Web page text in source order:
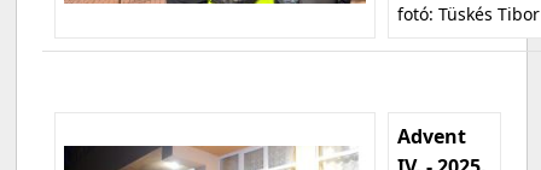
fotó: Tüskés Tibor
Advent